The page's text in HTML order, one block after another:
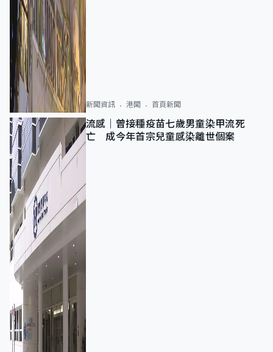
新聞資訊 港聞 首頁新聞
流感｜曾接種疫苗七歲男童染甲流死
亡 成今年首宗兒童感染離世個案